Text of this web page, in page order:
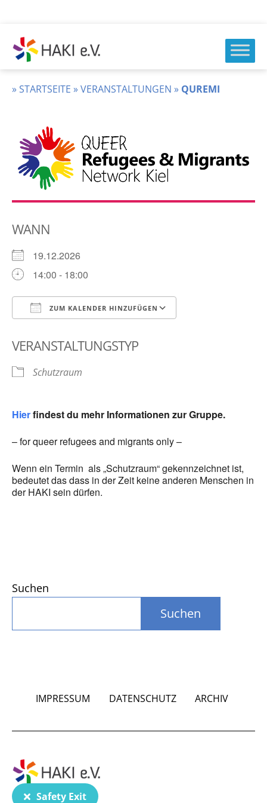
Safety Exit
Inhalt
springen
HAKI
e.v.
»STARTSEITE »VERANSTALTUNGEN » QUREMI
WANN
19.12.2026
14:00 - 18:00
ZUM KALENDER HINZUFÜGEN
VERANSTALTUNGSTYP
Schutzraum
Hierfindest du mehr Informationen zur Gruppe.
– for queer refugees and migrants only –
Wenn ein Termin als „Schutzraum“ gekennzeichnet ist,
bedeutet das dass in der Zeit keine anderen Menschen in
der HAKI sein dürfen.
Suchen
Suchen
IMPRESSUM DATENSCHUTZ ARCHIV